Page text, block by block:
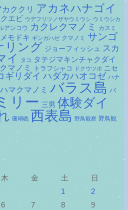
カククリ アカネハナゴイ
エビ ウデフリツノザヤウミウシ ウミウシカ
アンコウ カクレクマノミ
カスミ
モドキ ギンガハゼ クマノミ サンゴ
リング ジョーフィッシュ スカ
イ タコ
タテジマキンチャクダイ
マノミ トラフシャコ ドクウツボ ニセ
ギリダイ ハダカハオコゼ ハナ
ハマクマノミ バラス島 バ
リー 三男 体験ダイ
珊瑚礁 西表島 野鳥観察 野鳥観
木 金 土
日
1
2
6 7 8
9